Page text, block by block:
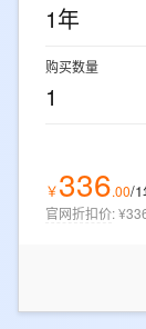
1年
购买数量
1
￥336.00/1
官网折扣价: